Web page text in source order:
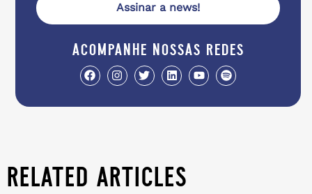
Assinar a news!
acompanhe nossas redes
related articles